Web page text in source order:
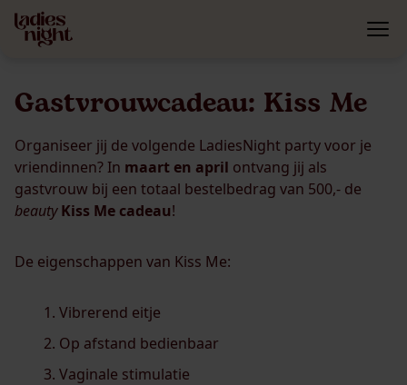
Gastvrouwcadeau: Kiss Me
Organiseer jij de volgende LadiesNight party voor je
vriendinnen? In maart en april ontvang jij als
gastvrouw bij een totaal bestelbedrag van 500,- de
beauty Kiss Me cadeau!
De eigenschappen van Kiss Me:
Vibrerend eitje
Op afstand bedienbaar
Vaginale stimulatie